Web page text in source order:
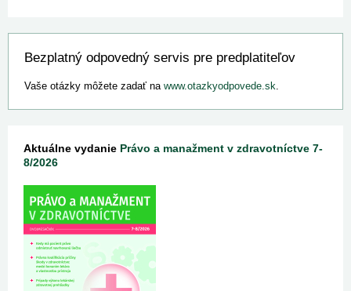
Bezplatný odpovedný servis pre predplatiteľov
Vaše otázky môžete zadať na www.otazkyodpovede.sk.
Aktuálne vydanie Právo a manažment v zdravotníctve 7-
8/2026